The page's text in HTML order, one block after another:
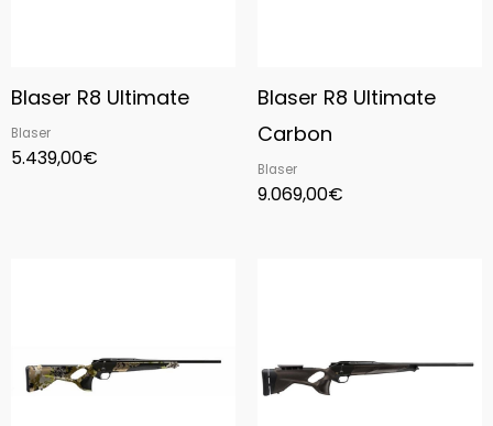
Blaser R8 Ultimate
Blaser
5.439,00€
Blaser R8 Ultimate
Carbon
Blaser
9.069,00€